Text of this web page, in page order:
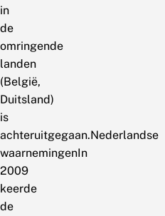
in
de
omringende
landen
(België,
Duitsland)
is
achteruitgegaan.Nederlandse
waarnemingenIn
2009
keerde
de